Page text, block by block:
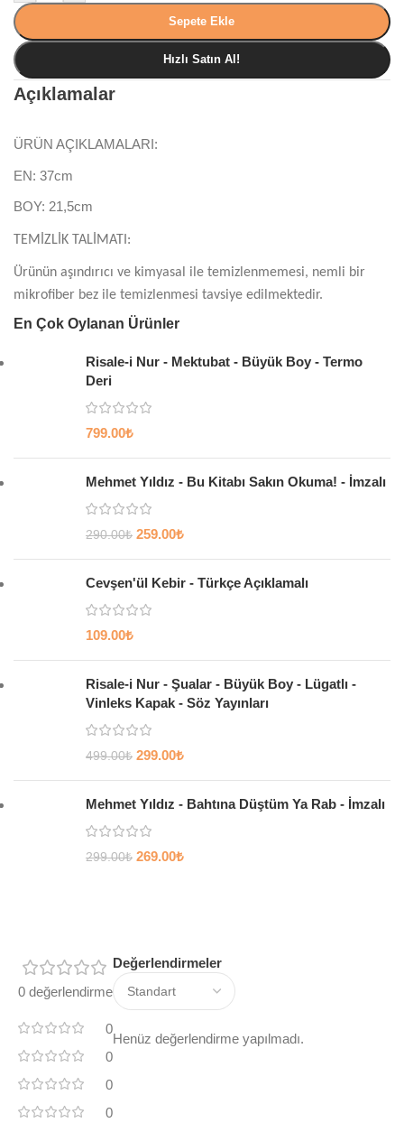
Sepete Ekle
Hızlı Satın Al!
Açıklamalar
ÜRÜN AÇIKLAMALARI:
EN: 37cm
BOY: 21,5cm
TEMİZLİK TALİMATI:
Ürünün aşındırıcı ve kimyasal ile temizlenmemesi, nemli bir
mikrofiber bez ile temizlenmesi tavsiye edilmektedir.
En Çok Oylanan Ürünler
Risale-i Nur - Mektubat - Büyük Boy - Termo
Deri
799.00₺
Mehmet Yıldız - Bu Kitabı Sakın Okuma! - İmzalı
290.00₺ 259.00₺
Cevşen'ül Kebir - Türkçe Açıklamalı
109.00₺
Risale-i Nur - Şualar - Büyük Boy - Lügatlı -
Vinleks Kapak - Söz Yayınları
499.00₺ 299.00₺
Mehmet Yıldız - Bahtına Düştüm Ya Rab - İmzalı
299.00₺ 269.00₺
0 değerlendirme
0
0
0
0
Değerlendirmeler
Henüz değerlendirme yapılmadı.